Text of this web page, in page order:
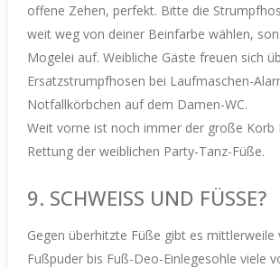
offene Zehen, perfekt. Bitte die
weit weg von deiner Beinfarbe wählen,
Mogelei auf. Weibliche Gäste freuen sich
Ersatzstrumpfhosen bei Laufmaschen-
Notfallkörbchen auf dem Damen-WC.
Weit vorne ist noch immer der große Korb
Rettung der weiblichen Party-Tanz-Füße.
9. SCHWEISS UND FÜSSE?
Gegen überhitzte Füße gibt es mittlerweile
Fußpuder bis Fuß-Deo-Einlegesohle viele